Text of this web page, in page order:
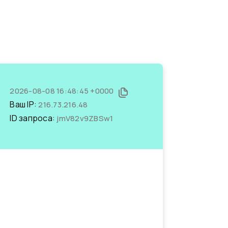
2026-08-08 16:48:45 +0000
Ваш IP:216.73.216.48
ID запроса: jmV82v9ZBSw1